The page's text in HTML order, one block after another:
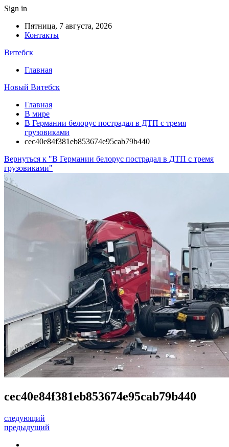
Sign in
Пятница, 7 августа, 2026
Контакты
Витебск
Главная
Новый Витебск
Главная
В мире
В Германии белорус пострадал в ДТП с тремя
грузовиками
cec40e84f381eb853674e95cab79b440
Вернуться к "В Германии белорус пострадал в ДТП с тремя
грузовиками"
cec40e84f381eb853674e95cab79b440
следующий
предыдущий